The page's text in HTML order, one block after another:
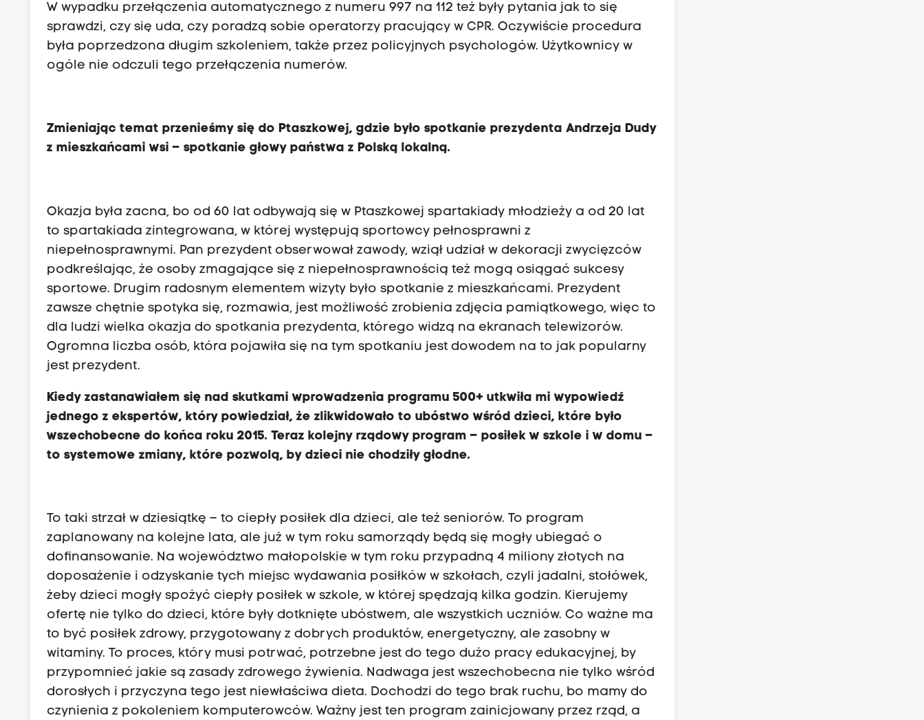
W wypadku przełączenia automatycznego z numeru 997 na 112 też były pytania jak to się
sprawdzi, czy się uda, czy poradzą sobie operatorzy pracujący w CPR. Oczywiście procedura
była poprzedzona długim szkoleniem, także przez policyjnych psychologów. Użytkownicy w
ogóle nie odczuli tego przełączenia numerów.
Zmieniając temat przenieśmy się do Ptaszkowej, gdzie było spotkanie prezydenta Andrzeja Dudy
z mieszkańcami wsi – spotkanie głowy państwa z Polską lokalną.
Okazja była zacna, bo od 60 lat odbywają się w Ptaszkowej spartakiady młodzieży a od 20 lat
to spartakiada zintegrowana, w której występują sportowcy pełnosprawni z
niepełnosprawnymi. Pan prezydent obserwował zawody, wziął udział w dekoracji zwycięzców
podkreślając, że osoby zmagające się z niepełnosprawnością też mogą osiągać sukcesy
sportowe. Drugim radosnym elementem wizyty było spotkanie z mieszkańcami. Prezydent
zawsze chętnie spotyka się, rozmawia, jest możliwość zrobienia zdjęcia pamiątkowego, więc to
dla ludzi wielka okazja do spotkania prezydenta, którego widzą na ekranach telewizorów.
Ogromna liczba osób, która pojawiła się na tym spotkaniu jest dowodem na to jak popularny
jest prezydent.
Kiedy zastanawiałem się nad skutkami wprowadzenia programu 500+ utkwiła mi wypowiedź
jednego z ekspertów, który powiedział, że zlikwidowało to ubóstwo wśród dzieci, które było
wszechobecne do końca roku 2015. Teraz kolejny rządowy program – posiłek w szkole i w domu –
to systemowe zmiany, które pozwolą, by dzieci nie chodziły głodne.
To taki strzał w dziesiątkę – to ciepły posiłek dla dzieci, ale też seniorów. To program
zaplanowany na kolejne lata, ale już w tym roku samorządy będą się mogły ubiegać o
dofinansowanie. Na województwo małopolskie w tym roku przypadną 4 miliony złotych na
doposażenie i odzyskanie tych miejsc wydawania posiłków w szkołach, czyli jadalni, stołówek,
żeby dzieci mogły spożyć ciepły posiłek w szkole, w której spędzają kilka godzin. Kierujemy
ofertę nie tylko do dzieci, które były dotknięte ubóstwem, ale wszystkich uczniów. Co ważne ma
to być posiłek zdrowy, przygotowany z dobrych produktów, energetyczny, ale zasobny w
witaminy. To proces, który musi potrwać, potrzebne jest do tego dużo pracy edukacyjnej, by
przypomnieć jakie są zasady zdrowego żywienia. Nadwaga jest wszechobecna nie tylko wśród
dorosłych i przyczyna tego jest niewłaściwa dieta. Dochodzi do tego brak ruchu, bo mamy do
czynienia z pokoleniem komputerowców. Ważny jest ten program zainicjowany przez rząd, a